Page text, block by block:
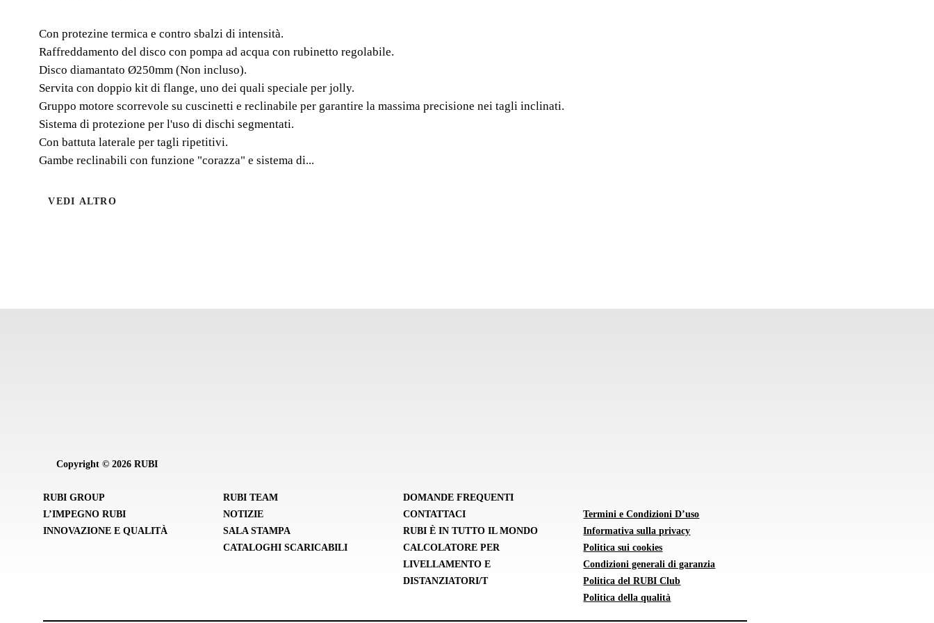
SCORREVOLE DI GRANDE
Con protezine termica e contro sbalzi di intensità.
Raffreddamento del disco con pompa ad acqua con rubinetto regolabile.
Disco diamantato Ø250mm (Non incluso).
Servita con doppio kit di flange, uno dei quali speciale per jolly.
Gruppo motore scorrevole su cuscinetti e reclinabile per garantire la massima precisione nei tagli inclinati.
Sistema di protezione per l'uso di dischi segmentati.
Con battuta laterale per tagli ripetitivi.
Gambe reclinabili con funzione "corazza" e sistema di...
VEDI ALTRO
Copyright © 2026 RUBI
RUBI GROUP
L’IMPEGNO RUBI
INNOVAZIONE E QUALITÀ
RUBI TEAM
NOTIZIE
SALA STAMPA
CATALOGHI SCARICABILI
DOMANDE FREQUENTI
CONTATTACI
RUBI È IN TUTTO IL MONDO
CALCOLATORE PER
LIVELLAMENTO E
DISTANZIATORI/T
Termini e Condizioni D’uso
Informativa sulla privacy
Politica sui cookies
Condizioni generali di garanzia
Politica del RUBI Club
Politica della qualità